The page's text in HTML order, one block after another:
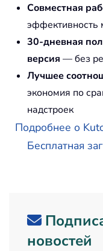
Совместная
30-дневная
версия — без
Лучшее
экономия по
надстроек
Подробнее о
Бесплатная
новостей